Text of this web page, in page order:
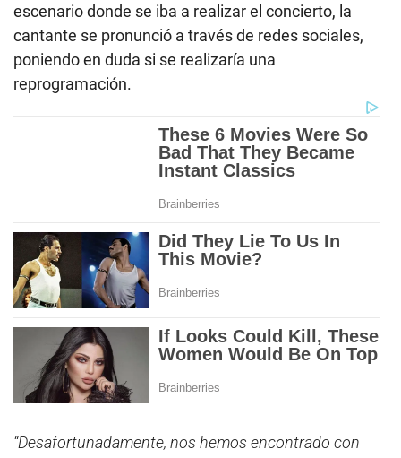
escenario donde se iba a realizar el concierto, la
cantante se pronunció a través de redes sociales,
poniendo en duda si se realizaría una
reprogramación.
“Desafortunadamente, nos hemos encontrado con